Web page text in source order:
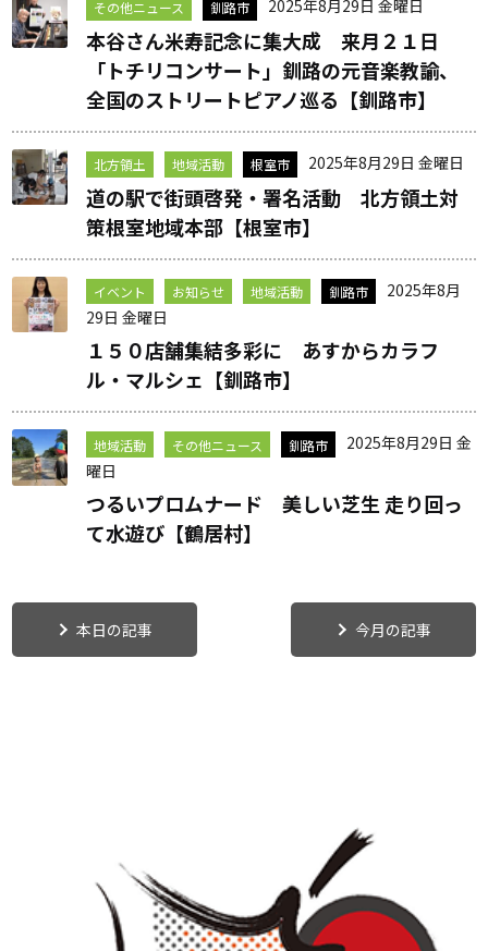
その他ニュース 釧路市 2025年8月29日 金曜日
本谷さん米寿記念に集大成 来月２１日
「トチリコンサート」釧路の元音楽教諭、
全国のストリートピアノ巡る【釧路市】
北方領土 地域活動 根室市 2025年8月29日 金曜日
道の駅で街頭啓発・署名活動 北方領土対
策根室地域本部【根室市】
イベント お知らせ 地域活動 釧路市
2025年8月
29日 金曜日
１５０店舗集結多彩に あすからカラフ
ル・マルシェ【釧路市】
地域活動 その他ニュース 釧路市
2025年8月29日 金
曜日
つるいプロムナード 美しい芝生 走り回っ
て水遊び【鶴居村】
本日の記事 今月の記事